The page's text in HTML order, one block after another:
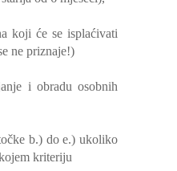
koji će se isplaćivati
ne priznaje!)
i obradu osobnih
b.) do e.) ukoliko
kriteriju